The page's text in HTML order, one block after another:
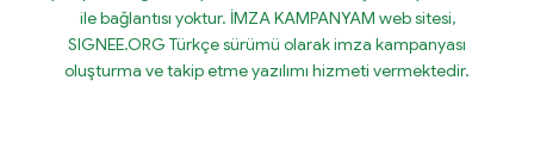
ile bağlantısı yoktur. İMZA KAMPANYAM web sitesi,
SIGNEE.ORG Türkçe sürümü olarak imza kampanyası
oluşturma ve takip etme yazılımı hizmeti vermektedir.